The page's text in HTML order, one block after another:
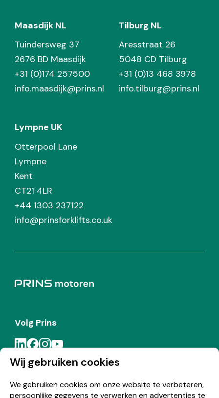
Wij gebruiken cookies
We gebruiken cookies om onze website te verbeteren,
persoonlijke gegevens te verwerken en advertenties te
Maasdijk NL
Tuindersweg 37
2676 BD Maasdijk
+31 (0)174 257500
info.maasdijk@prins.nl
Tilburg NL
Aresstraat 26
5048 CD Tilburg
+31 (0)13 468 3978
info.tilburg@prins.nl
Lympne UK
Otterpool Lane
Lympne
Kent
CT21 4LR
+44 1303 237122
info@prinsforklifts.co.uk
Volg Prins
Meld je aan voor de Prins nieuwsbrief